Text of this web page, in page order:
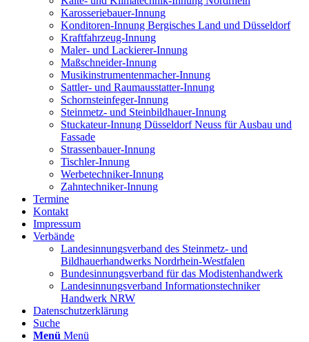
Karosseriebauer-Innung
Konditoren-Innung Bergisches Land und Düsseldorf
Kraftfahrzeug-Innung
Maler- und Lackierer-Innung
Maßschneider-Innung
Musikinstrumentenmacher-Innung
Sattler- und Raumausstatter-Innung
Schornsteinfeger-Innung
Steinmetz- und Steinbildhauer-Innung
Stuckateur-Innung Düsseldorf Neuss für Ausbau und
Fassade
Strassenbauer-Innung
Tischler-Innung
Werbetechniker-Innung
Zahntechniker-Innung
Termine
Kontakt
Impressum
Verbände
Landesinnungsverband des Steinmetz- und
Bildhauerhandwerks Nordrhein-Westfalen
Bundesinnungsverband für das Modistenhandwerk
Landesinnungsverband Informationstechniker
Handwerk NRW
Datenschutzerklärung
Suche
Menü Menü